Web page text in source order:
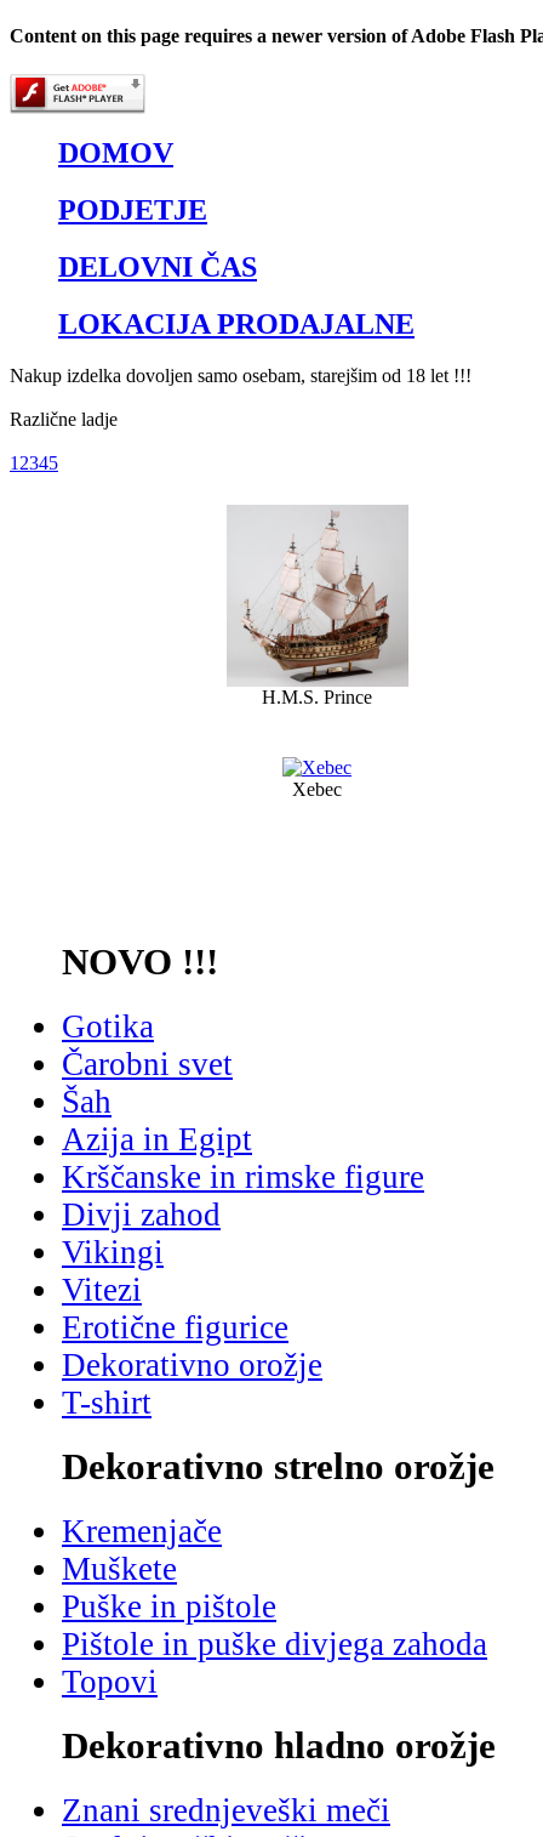
Content on this page requires a newer version of Adobe Flash
DOMOV
PODJETJE
DELOVNI ČAS
LOKACIJA PRODAJALNE
Nakup izdelka dovoljen samo osebam, starejšim od 18 let !!!
Različne ladje
1 2345
H.M.S. Prince
Xebec
NOVO !!!
Gotika
Čarobni svet
Šah
Azija in Egipt
Krščanske in rimske figure
Divji zahod
Vikingi
Vitezi
Erotične figurice
Dekorativno orožje
T-shirt
Dekorativno strelno orožje
Kremenjače
Muškete
Puške in pištole
Pištole in puške divjega zahoda
Topovi
Dekorativno hladno orožje
Znani srednjeveški meči